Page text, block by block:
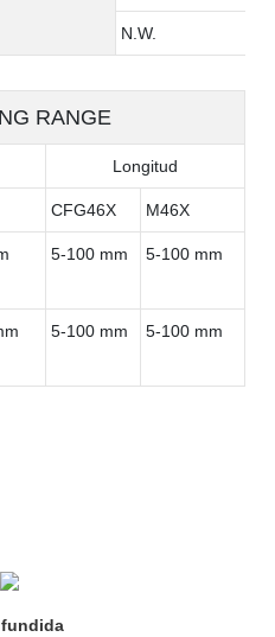
N.W.
RANGE
Longitud
CFG46X M46X
5-100 mm 5-100 mm
5-100 mm 5-100 mm
fundida